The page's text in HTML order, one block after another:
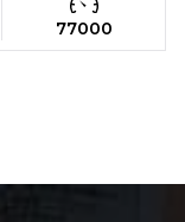
77000